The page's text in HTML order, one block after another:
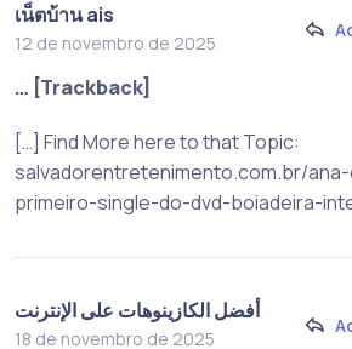
เน็ตบ้าน ais
12 de novembro de 2025
… [Trackback]
[…] Find More here to that Topic:
salvadorentretenimento.com.br/
primeiro-single-do-dvd-boiadeira-
أفضل الكازينوهات على الإنترنت
18 de novembro de 2025